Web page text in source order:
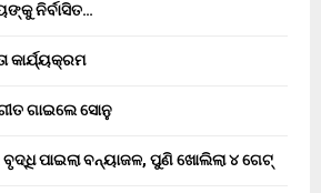
ନିର୍ବାସିତ…
କାର୍ଯ୍ୟକ୍ରମ
ଗାଇଲେ ସୋନୁ
ବୃଦ୍ଧି ପାଇଲା ବନ୍ୟାଜଳ, ପୁଣି ଖୋଲିଲା ୪ ଗେଟ୍